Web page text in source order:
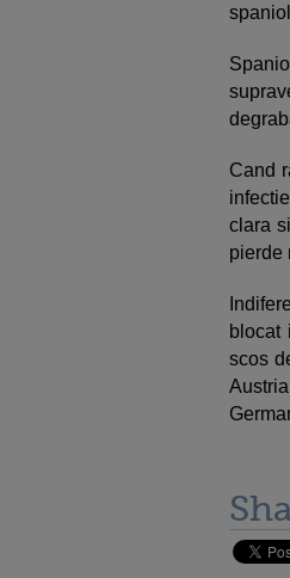
Cand
clara
pierde
blocat
scos